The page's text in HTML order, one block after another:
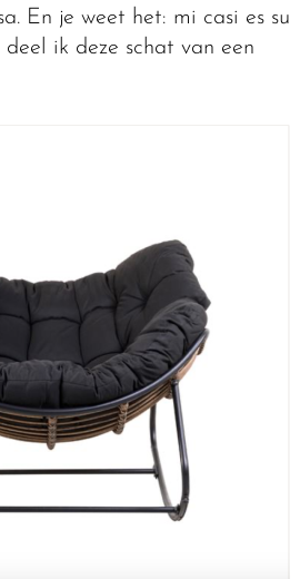
En je weet het: mi casi es su
ik deze schat van een